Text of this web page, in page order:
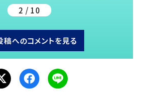
2 / 10
稿へのコメントを見る